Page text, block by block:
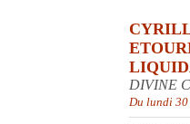
DIVINE
Du lundi 30